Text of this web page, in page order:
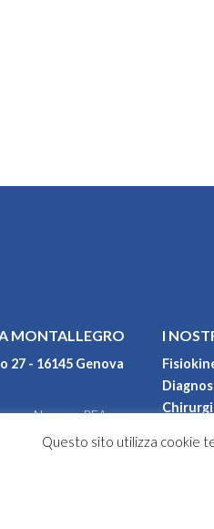
MONTALLEGRO
- 16145 Genova
- Numero REA
I
Questo sito utilizza cookie